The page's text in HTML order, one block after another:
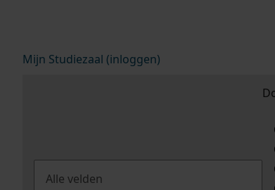
Mijn Studiezaal (inloggen)